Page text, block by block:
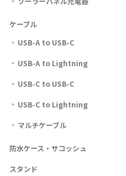
ケーブル
USB-A to USB-C
USB-A to Lightning
USB-C to USB-C
USB-C to Lightning
マルチケーブル
防水ケース・サコッシュ
スタンド